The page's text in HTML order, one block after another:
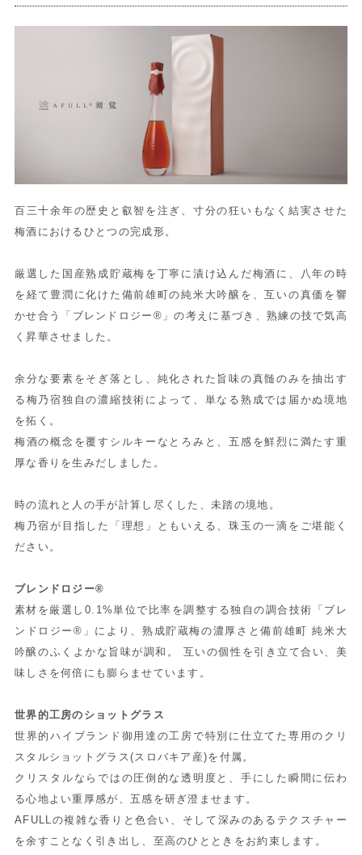
百三十余年の歴史と叡智を注ぎ、寸分の狂いもなく結実させた
梅酒におけるひとつの完成形。
厳選した国産熟成貯蔵梅を丁寧に漬け込んだ梅酒に、八年の時
を経て豊潤に化けた備前雄町の純米大吟醸を、互いの真価を響
かせ合う「ブレンドロジー®」の考えに基づき、熟練の技で気高
く昇華させました。
余分な要素をそぎ落とし、純化された旨味の真髄のみを抽出す
る梅乃宿独自の濃縮技術によって、単なる熟成では届かぬ境地
を拓く。
梅酒の概念を覆すシルキーなとろみと、五感を鮮烈に満たす重
厚な香りを生みだしました。
時の流れと人の手が計算し尽くした、未踏の境地。
梅乃宿が目指した「理想」ともいえる、珠玉の一滴をご堪能く
ださい。
ブレンドロジー®
素材を厳選し0.1%単位で比率を調整する独自の調合技術「ブレ
ンドロジー®」により、熟成貯蔵梅の濃厚さと備前雄町 純米大
吟醸のふくよかな旨味が調和。 互いの個性を引き立て合い、美
味しさを何倍にも膨らませています。
世界的工房のショットグラス
世界的ハイブランド御用達の工房で特別に仕立てた専用のクリ
スタルショットグラス(スロバキア産)を付属。
クリスタルならではの圧倒的な透明度と、手にした瞬間に伝わ
る心地よい重厚感が、五感を研ぎ澄ませます。
AFULLの複雑な香りと色合い、そして深みのあるテクスチャー
を余すことなく引き出し、至高のひとときをお約束します。